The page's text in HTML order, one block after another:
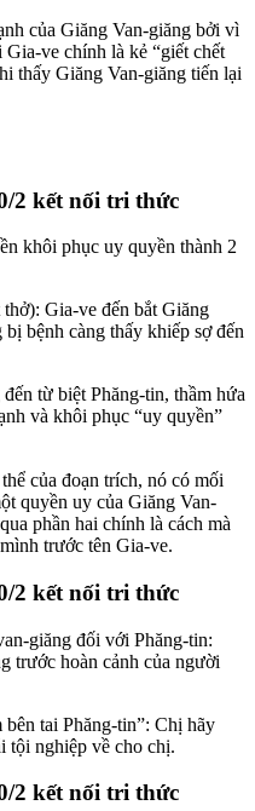
của Giăng Van-giăng bởi vì
ve chính là kẻ “giết chết
thấy Giăng Van-giăng tiến lại
2 kết nối tri thức
khôi phục uy quyền thành 2
Gia-ve đến bắt Giăng
bệnh càng thấy khiếp sợ đến
từ biệt Phăng-tin, thầm hứa
và khôi phục “uy quyền”
của đoạn trích, nó có mối
quyền uy của Giăng Van-
phần hai chính là cách mà
trước tên Gia-ve.
2 kết nối tri thức
giăng đối với Phăng-tin:
trước hoàn cảnh của người
tai Phăng-tin”: Chị hãy
tội nghiệp về cho chị.
2 kết nối tri thức